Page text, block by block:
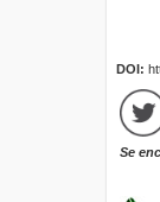
DOI:
Se